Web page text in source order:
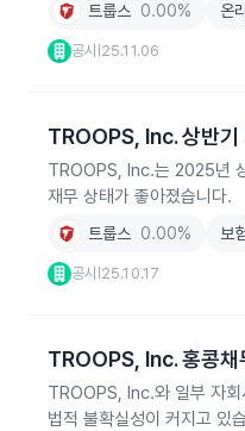
트룹스 0.00% 온
공시 25.11.06
TROOPS, Inc. 상반기
TROOPS, Inc.는 2025년
재무 상태가 좋아졌습니다.
트룹스 0.00% 보
공시 25.10.17
TROOPS, Inc. 홍콩채
TROOPS, Inc.와 일부 자
법적 불확실성이 커지고 있